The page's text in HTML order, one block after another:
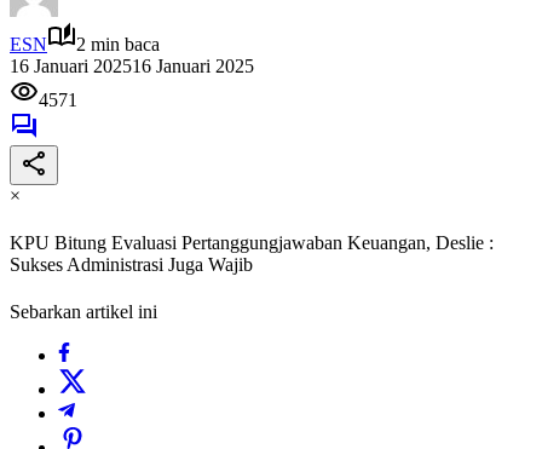
ESN
2 min baca
16 Januari 202516 Januari 2025
4571
×
KPU Bitung Evaluasi Pertanggungjawaban Keuangan, Deslie :
Sukses Administrasi Juga Wajib
Sebarkan artikel ini